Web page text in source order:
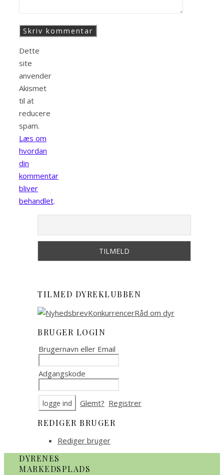
Dette
site
anvender
Akismet
til at
reducere
spam.
Læs om
hvordan
din
kommentar
bliver
behandlet.
TILMED DYREKLUBBEN
BRUGER LOGIN
Brugernavn eller Email
Adgangskode
Glemt? Registrer
REDIGER BRUGER
Rediger bruger
DYRENES
MARKEDSPLADS